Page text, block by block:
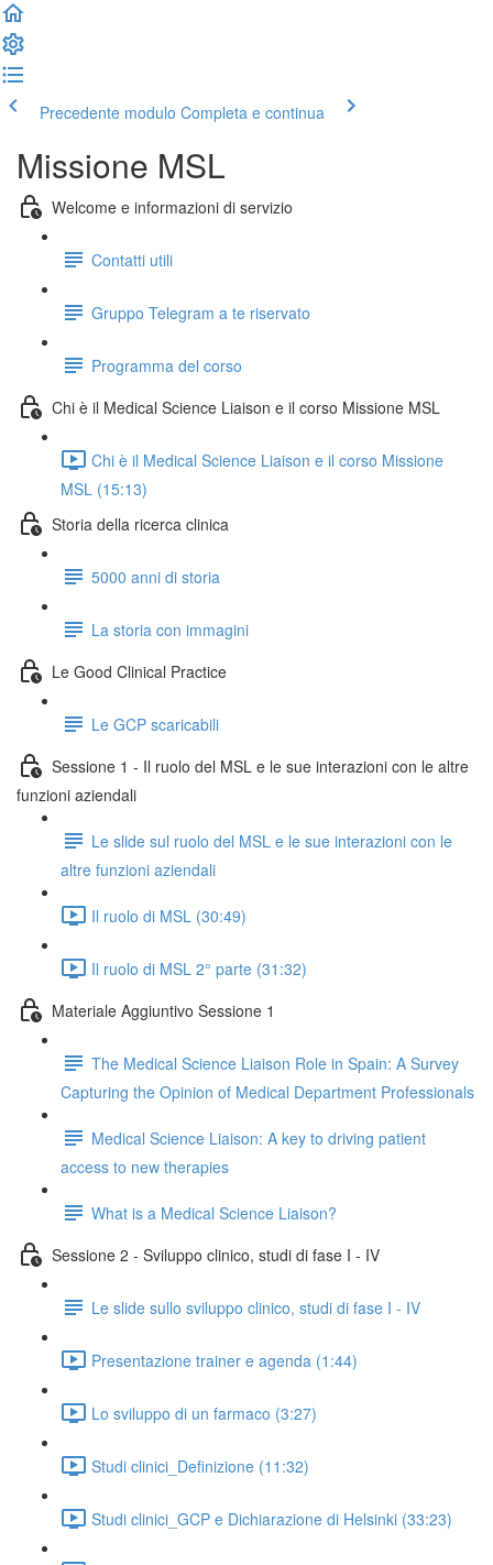
Precedente modulo Completa e continua
Missione MSL
Welcome e informazioni di servizio
Contatti utili
Gruppo Telegram a te riservato
Programma del corso
Chi è il Medical Science Liaison e il corso Missione MSL
Chi è il Medical Science Liaison e il corso Missione
MSL (15:13)
Storia della ricerca clinica
5000 anni di storia
La storia con immagini
Le Good Clinical Practice
Le GCP scaricabili
Sessione 1 - Il ruolo del MSL e le sue interazioni con le altre
funzioni aziendali
Le slide sul ruolo del MSL e le sue interazioni con le
altre funzioni aziendali
Il ruolo di MSL (30:49)
Il ruolo di MSL 2° parte (31:32)
Materiale Aggiuntivo Sessione 1
The Medical Science Liaison Role in Spain: A Survey
Capturing the Opinion of Medical Department Professionals
Medical Science Liaison: A key to driving patient
access to new therapies
What is a Medical Science Liaison?
Sessione 2 - Sviluppo clinico, studi di fase I - IV
Le slide sullo sviluppo clinico, studi di fase I - IV
Presentazione trainer e agenda (1:44)
Lo sviluppo di un farmaco (3:27)
Studi clinici_Definizione (11:32)
Studi clinici_GCP e Dichiarazione di Helsinki (33:23)